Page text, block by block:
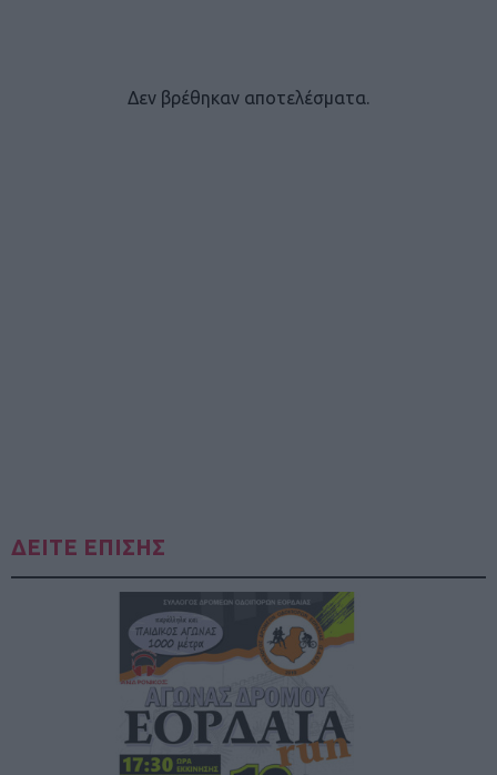
Δεν βρέθηκαν αποτελέσματα.
ΔΕΙΤΕ ΕΠΙΣΗΣ